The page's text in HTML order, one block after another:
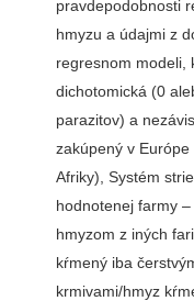
pravdepodobnosti
hmyzu a údajmi z
regresnom modeli,
dichotomická (0
parazitov) a
zakúpený v
Afriky), Systém
hodnotenej farmy
hmyzom z iných
kŕmený iba
krmivami/hmyz